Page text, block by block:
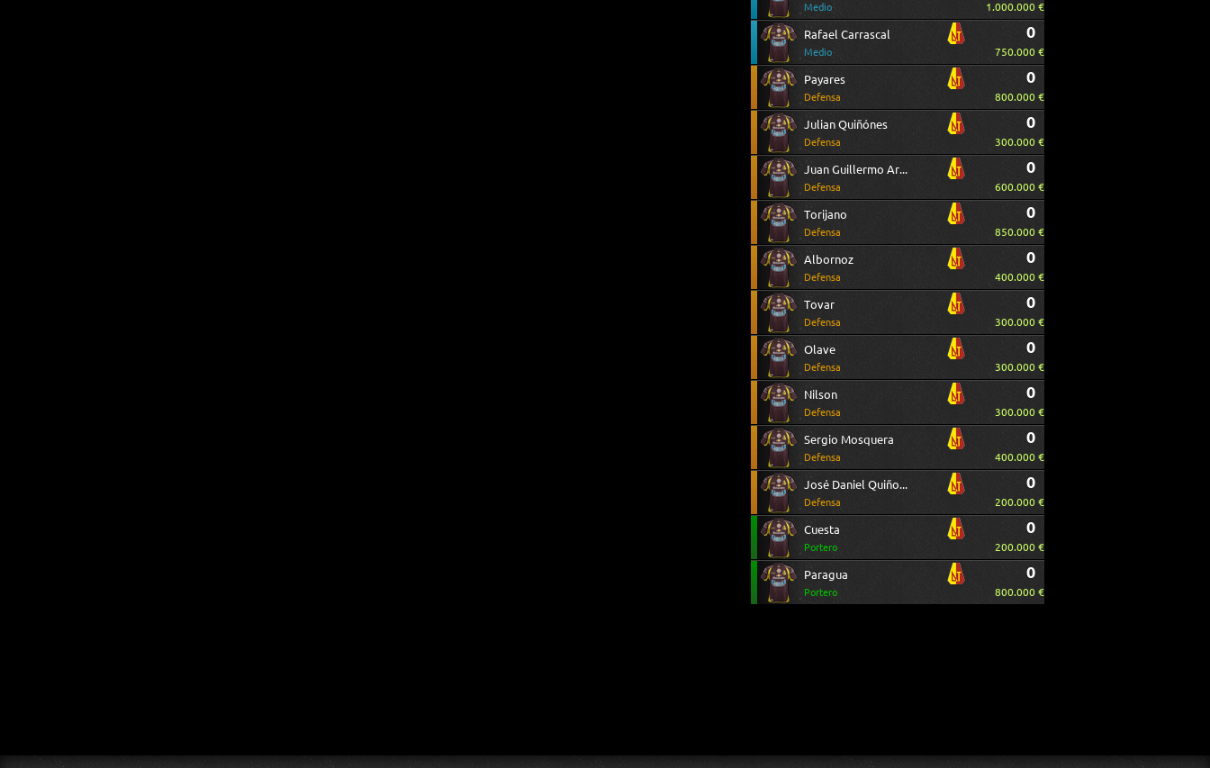
Medio 1.000.000 €
Rafael Carrascal
Medio
0
750.000 €
Payares
Defensa
0
800.000 €
Julian Quiñónes
Defensa
0
300.000 €
Juan Guillermo Arboleda
Defensa
0
600.000 €
Torijano
Defensa
0
850.000 €
Albornoz
Defensa
0
400.000 €
Tovar
Defensa
0
300.000 €
Olave
Defensa
0
300.000 €
Nilson
Defensa
0
300.000 €
Sergio Mosquera
Defensa
0
400.000 €
José Daniel Quiñones
Defensa
0
200.000 €
Cuesta
Portero
0
200.000 €
Paragua
Portero
0
800.000 €